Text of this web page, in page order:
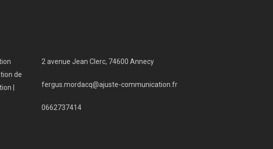
de
|
2 avenue Jean Clerc, 74600 Annecy
fergus.mordacq@ajuste-communication.fr
0662737414